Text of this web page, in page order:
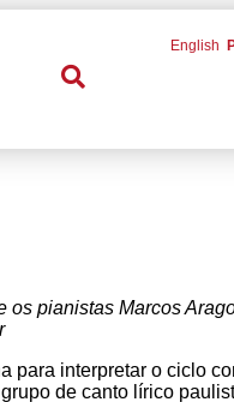
English
pianistas Marcos
interpretar o ciclo
de canto lírico